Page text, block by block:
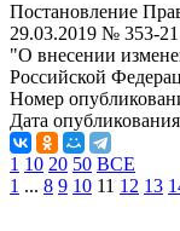
Постановление
29.03.2019 № 353-21
"О внесении
Российской
Номер
Дата
1 10 20 50 ВСЕ
1 ... 8 9 10 11 12 13